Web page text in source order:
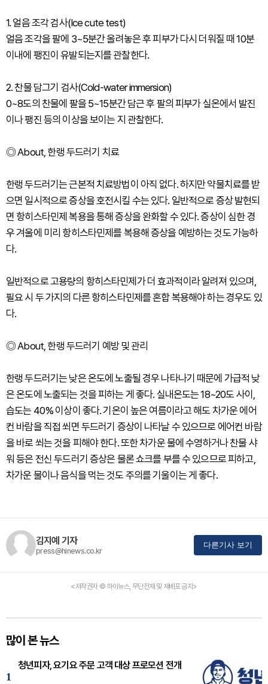
1. 얼음 조각 검사(Ice cute test)
얼음 조각을 팔에 3~5분간 올려놓은 후 피부가 다시 더워질 때 10분
이내에 팽진이 유발되는지를 관찰한다.
2. 찬물 담그기 검사(Cold-water immersion)
0~8도의 찬물에 팔을 5~15분간 담근 후 팔의 피부가 실온에서 발진
이나 팽진 등의 이상을 보이는 지 관찰한다.
◎ About, 한랭 두드러기 치료
한랭 두드러기는 근본적 치료방법이 아직 없다. 하지만 약물치료를 받
으면 일시적으로 증상을 호전시킬 수는 있다. 일반적으로 증상 발현되
면 항히스타민제 복용을 통해 증상을 완화할 수 있다. 증상이 심한 경
우 겨울에 미리 항히스타민제를 복용해 증상을 예방하는 것도 가능하
다.
일반적으로 고용량의 항히스타민제가 더 효과적이라 알려져 있으며,
필요 시 두 가지의 다른 항히스타민제를 혼합 복용해야 하는 경우도 있
다.
◎ About, 한랭 두드러기 예방 및 관리
한랭 두드러기는 낮은 온도에 노출될 경우 나타나기 때문에 가급적 낮
은 온도에 노출되는 것을 피하는 게 좋다. 실내온도는 18~20도 사이,
습도는 40% 이상이 좋다. 기온이 높은 여름이라고 해도 차가운 에어
컨 바람을 직접 쐬면 두드러기 증상이 나타날 수 있으므로 에어컨 바람
을 바로 쐬는 것을 피해야 한다. 또한 차가운 물에 수영하거나 찬물 샤
워 등은 전신 두드러기 증상은 물론 쇼크를 부를 수 있으므로 피하고,
차가운 물이나 음식을 먹는 것도 주의를 기울이는 게 좋다.
김지예 기자
press@hinews.co.kr
다른기사 보기
<저작권자 © 하이뉴스, 무단전재 및 재배포 금지>
많이 본 뉴스
1
청년피자, 요기요 주문 고객 대상 프로모션 전개